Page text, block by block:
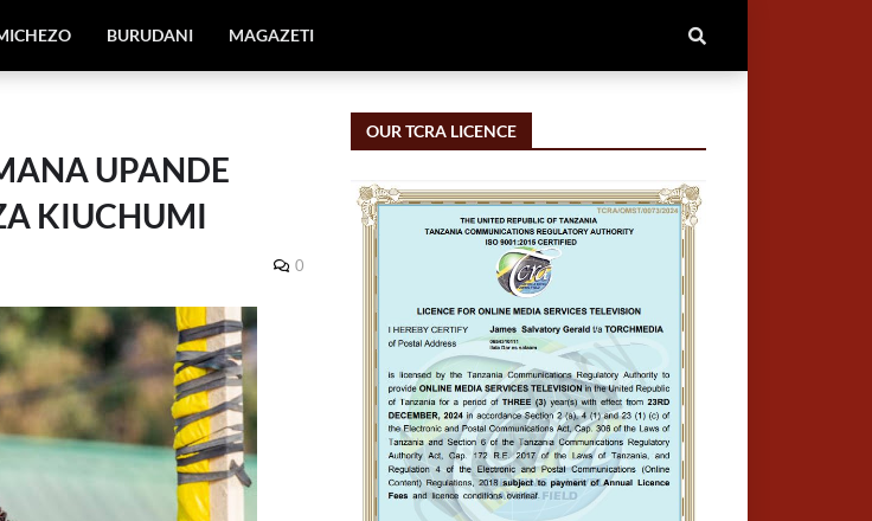
BURUDANI MAGAZETI
UPANDE
KIUCHUMI
0
OUR TCRA LICENCE